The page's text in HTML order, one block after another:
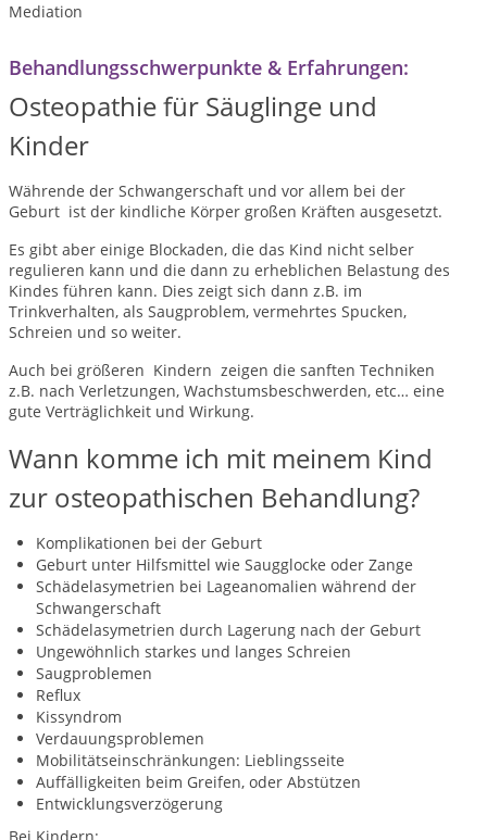
Mediation
Behandlungsschwerpunkte & Erfahrungen:
Osteopathie für Säuglinge und
Kinder
Währende der Schwangerschaft und vor allem bei der
Geburt ist der kindliche Körper großen Kräften ausgesetzt.
Es gibt aber einige Blockaden, die das Kind nicht selber
regulieren kann und die dann zu erheblichen Belastung des
Kindes führen kann. Dies zeigt sich dann z.B. im
Trinkverhalten, als Saugproblem, vermehrtes Spucken,
Schreien und so weiter.
Auch bei größeren Kindern zeigen die sanften Techniken
z.B. nach Verletzungen, Wachstumsbeschwerden, etc… eine
gute Verträglichkeit und Wirkung.
Wann komme ich mit meinem Kind
zur osteopathischen Behandlung?
Komplikationen bei der Geburt
Geburt unter Hilfsmittel wie Saugglocke oder Zange
Schädelasymetrien bei Lageanomalien während der
Schwangerschaft
Schädelasymetrien durch Lagerung nach der Geburt
Ungewöhnlich starkes und langes Schreien
Saugproblemen
Reflux
Kissyndrom
Verdauungsproblemen
Mobilitätseinschränkungen: Lieblingsseite
Auffälligkeiten beim Greifen, oder Abstützen
Entwicklungsverzögerung